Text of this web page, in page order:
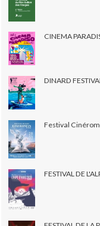
CINEMA
DINARD
Festival
FESTIVAL DE